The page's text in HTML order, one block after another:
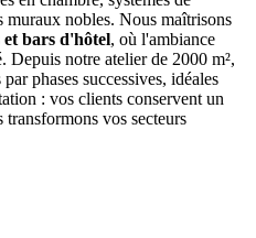
muraux nobles. Nous maîtrisons
et bars d'hôtel, où l'ambiance
notre atelier de 2000 m²,
phases successives, idéales
: vos clients conservent un
vos secteurs